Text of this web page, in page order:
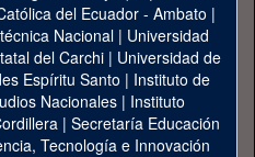
del Ecuador - Ambato |
Nacional| Universidad
del Carchi| Universidad de
Espíritu Santo | Instituto de
Nacionales | Instituto
| Secretaría Educación
Tecnología e Innovación